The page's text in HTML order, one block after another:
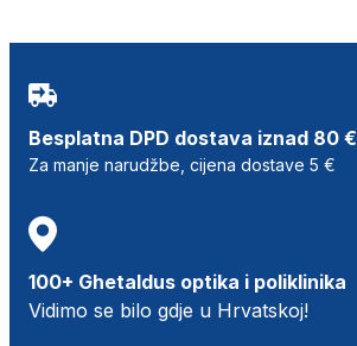
Besplatna DPD dostava iznad 80 €
Za manje narudžbe, cijena dostave 5 €
100+ Ghetaldus optika i poliklinika
Vidimo se bilo gdje u Hrvatskoj!